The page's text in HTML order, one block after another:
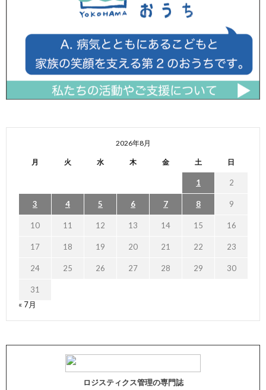
2026年8月
月 火 水 木 金 土 日
1 2
3 4 5 6 7 8 9
10 11 12 13 14 15 16
17 18 19 20 21 22 23
24 25 26 27 28 29 30
31
« 7月
ロジスティクス管理の専門誌